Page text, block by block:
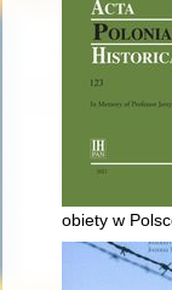
obiety w